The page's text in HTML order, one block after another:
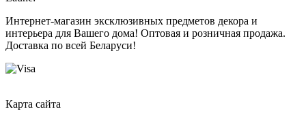
Интернет-магазин эксклюзивных предметов декора и
интерьера для Вашего дома! Оптовая и розничная продажа.
Доставка по всей Беларуси!
Карта сайта